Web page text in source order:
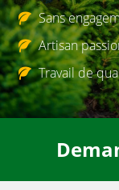
Sans
Artisan
Travail de